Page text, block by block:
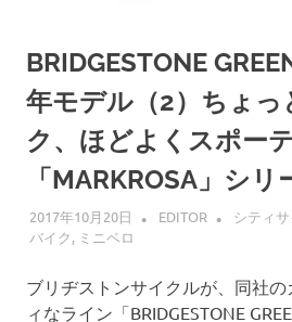
BRIDGESTONE
年モデル（2）ちょっ
ク、ほどよくスポー
「MARKROSA」シリ
2017年10月20日 EDITOR シティ
バイク, ミニベロ
ブリヂストンサイクルが、同社
ィなライン「BRIDGESTONE